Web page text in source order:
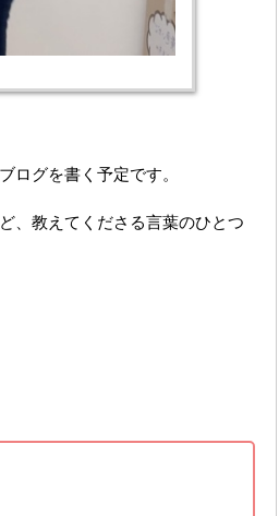
ログを書く予定です。
、教えてくださる言葉のひとつ